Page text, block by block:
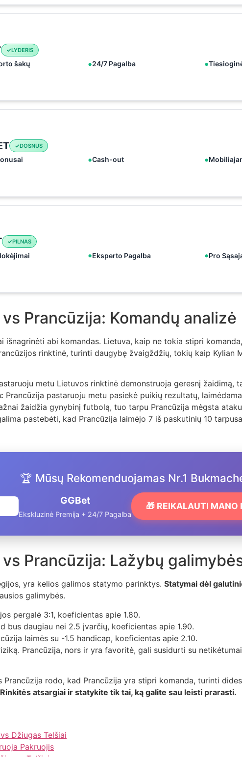
LYDERIS
šakų 24/7 Pagalba
DOSNUS
Cash-out
PILNAS
Eksperto Pagalba Pro
Prancūzija: Komandų analizė
išnagrinėti abi komandas. Lietuva, kaip ne tokia stipri
rinktinė, turinti daugybę žvaigždžių, tokių kaip Kylian
metu Lietuvos rinktinė demonstruoja geresnį žaidimą,
Prancūzija pastaruoju metu pasiekė puikių rezultatų,
žaidžia gynybinį futbolą, tuo tarpu Prancūzija mėgsta
pastebėti, kad Prancūzija laimėjo 7 iš paskutinių 10
🏆 Mūsų Rekomenduojamas Nr.1
GGBet
Ekskluzinė Premija + 24/7 Pagalba
🎁 REIKALAUTI MANO
Prancūzija: Lažybų
yra kelios galimos statymo parinktys. Statymai dėl
galimybės.
pergalė 3:1, koeficientas apie 1.80.
bus daugiau nei 2.5 įvarčių, koeficientas apie 1.90.
laimės su -1.5 handicap, koeficientas apie 2.10.
Prancūzija, nors ir yra favoritė, gali susidurti su
rodo, kad Prancūzija yra stipri komanda, turinti
Rinkitės atsargiai ir statykite tik tai, ką galite sau leisti prarasti.
Džiugas Telšiai
Pakruojis